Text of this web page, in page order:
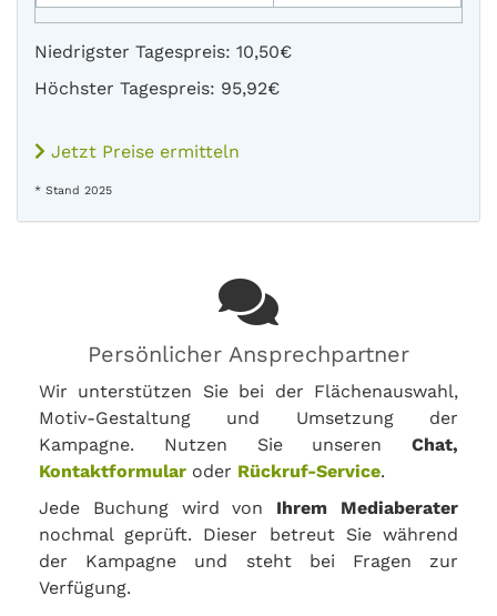
Niedrigster Tagespreis: 10,50€
Höchster Tagespreis: 95,92€
Jetzt Preise ermitteln
* Stand 2025
Persönlicher Ansprechpartner
Wir unterstützen Sie bei der Flächenauswahl,
Motiv-Gestaltung und Umsetzung der
Kampagne. Nutzen Sie unseren Chat,
Kontaktformular oder Rückruf-Service.
Jede Buchung wird von Ihrem Mediaberater
nochmal geprüft. Dieser betreut Sie während
der Kampagne und steht bei Fragen zur
Verfügung.